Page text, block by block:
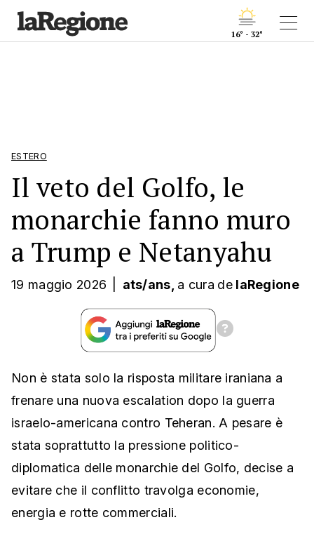
16° - 32°
ESTERO
Il veto del Golfo, le
monarchie fanno muro
a Trump e Netanyahu
19 maggio 2026 ats/ans, a cura de laRegione
Non è stata solo la risposta militare iraniana a
frenare una nuova escalation dopo la guerra
israelo-americana contro Teheran. A pesare è
stata soprattutto la pressione politico-
diplomatica delle monarchie del Golfo, decise a
evitare che il conflitto travolga economie,
energia e rotte commerciali.